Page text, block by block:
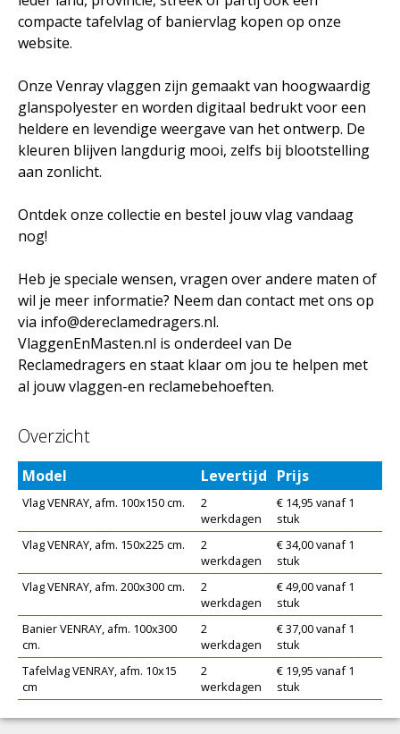
compacte tafelvlag of baniervlag kopen op onze
website.
Onze Venray vlaggen zijn gemaakt van hoogwaardig
glanspolyester en worden digitaal bedrukt voor een
heldere en levendige weergave van het ontwerp. De
kleuren blijven langdurig mooi, zelfs bij blootstelling
aan zonlicht.
Ontdek onze collectie en bestel jouw vlag vandaag
nog!
Heb je speciale wensen, vragen over andere maten of
wil je meer informatie? Neem dan contact met ons op
via info@dereclamedragers.nl.
VlaggenEnMasten.nl is onderdeel van De
Reclamedragers en staat klaar om jou te helpen met
al jouw vlaggen-en reclamebehoeften.
Overzicht
Model Levertijd Prijs
Vlag VENRAY, afm. 100x150 cm.
2
werkdagen
€ 14,95 vanaf 1
stuk
Vlag VENRAY, afm. 150x225 cm.
2
werkdagen
€ 34,00 vanaf 1
stuk
Vlag VENRAY, afm. 200x300 cm.
2
werkdagen
€ 49,00 vanaf 1
stuk
Banier VENRAY, afm. 100x300
cm.
2
werkdagen
€ 37,00 vanaf 1
stuk
Tafelvlag VENRAY, afm. 10x15
cm
2
werkdagen
€ 19,95 vanaf 1
stuk